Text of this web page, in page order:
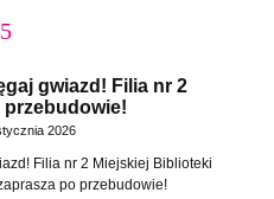
gwiazd! Filia nr 2
przebudowie!
2026
Filia nr 2 Miejskiej Biblioteki
po przebudowie!